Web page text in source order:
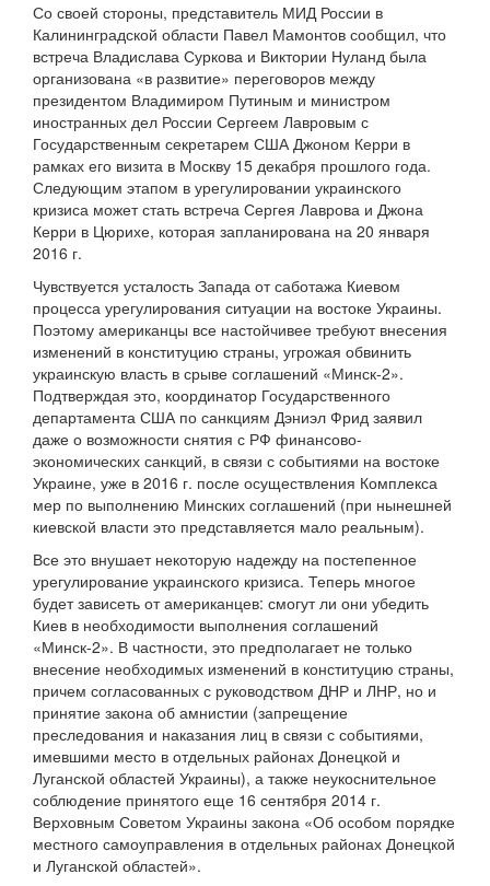
Со своей стороны, представитель МИД России в
Калининградской области Павел Мамонтов сообщил, что
встреча Владислава Суркова и Виктории Нуланд была
организована «в развитие» переговоров между
президентом Владимиром Путиным и министром
иностранных дел России Сергеем Лавровым с
Государственным секретарем США Джоном Керри в
рамках его визита в Москву 15 декабря прошлого года.
Следующим этапом в урегулировании украинского
кризиса может стать встреча Сергея Лаврова и Джона
Керри в Цюрихе, которая запланирована на 20 января
2016 г.
Чувствуется усталость Запада от саботажа Киевом
процесса урегулирования ситуации на востоке Украины.
Поэтому американцы все настойчивее требуют внесения
изменений в конституцию страны, угрожая обвинить
украинскую власть в срыве соглашений «Минск-2».
Подтверждая это, координатор Государственного
департамента США по санкциям Дэниэл Фрид заявил
даже о возможности снятия с РФ финансово-
экономических санкций, в связи с событиями на востоке
Украине, уже в 2016 г. после осуществления Комплекса
мер по выполнению Минских соглашений (при нынешней
киевской власти это представляется мало реальным).
Все это внушает некоторую надежду на постепенное
урегулирование украинского кризиса. Теперь многое
будет зависеть от американцев: смогут ли они убедить
Киев в необходимости выполнения соглашений
«Минск-2». В частности, это предполагает не только
внесение необходимых изменений в конституцию страны,
причем согласованных с руководством ДНР и ЛНР, но и
принятие закона об амнистии (запрещение
преследования и наказания лиц в связи с событиями,
имевшими место в отдельных районах Донецкой и
Луганской областей Украины), а также неукоснительное
соблюдение принятого еще 16 сентября 2014 г.
Верховным Советом Украины закона «Об особом порядке
местного самоуправления в отдельных районах Донецкой
и Луганской областей».